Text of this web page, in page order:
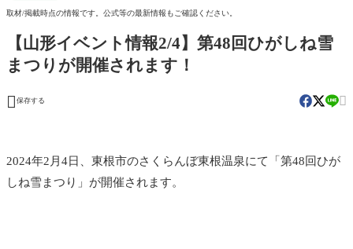
取材/掲載時点の情報です。公式等の最新情報もご確認ください。
【山形イベント情報2/4】第48回ひがしね雪
まつりが開催されます！
 保存する 
2024年2月4日、東根市のさくらんぼ東根温泉にて「第48回ひが
しね雪まつり」が開催されます。